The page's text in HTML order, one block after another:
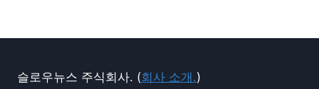
슬로우뉴스 주식회사. (회사 소개.)